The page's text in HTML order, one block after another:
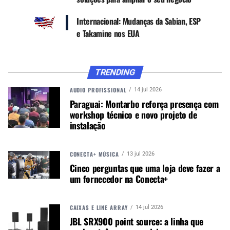
Parcerias e colaborações : colabore com
influenciadores e marcas locais para aumentar
sua visibilidade e credibilidade.
ELETRÔNICO GLOBAIS
Inscrever-se em plataformas de comércio
eletrônico que operam internacionalmente pode
abrir portas para novos mercados. Sites como
Amazon, eBay, Alibaba e Etsy permitem que você
Aqui estão algumas ações a considerar:
Otimize suas Listagens: use palavras-chave
relevantes e traduções precisas para descrever
internacionais os encontrem.
Ofereça opções de envio internacional: participe
Internacional: Mudanças da Sabian, ESP
e Takamine nos EUA
TRENDING
AUDIO PROFISSIONAL 14 jul 2026
Paraguai: Montarbo reforça presença com
workshop técnico e novo projeto de
instalação
CONECTA+ MÚSICA 13 jul 2026
Cinco perguntas que uma loja deve fazer a
um fornecedor na Conecta+
CAIXAS E LINE ARRAY 14 jul 2026
JBL SRX900 point source: a linha que